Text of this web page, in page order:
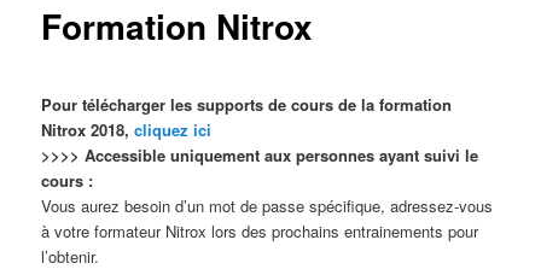
Formation Nitrox
Pour télécharger les supports de cours de la formation
Nitrox 2018,cliquez ici
>>>> Accessible uniquement aux personnes ayant suivi le
cours :
Vous aurez besoin d’un mot de passe spécifique, adressez-vous
à votre formateur Nitrox lors des prochains entrainements pour
l’obtenir.